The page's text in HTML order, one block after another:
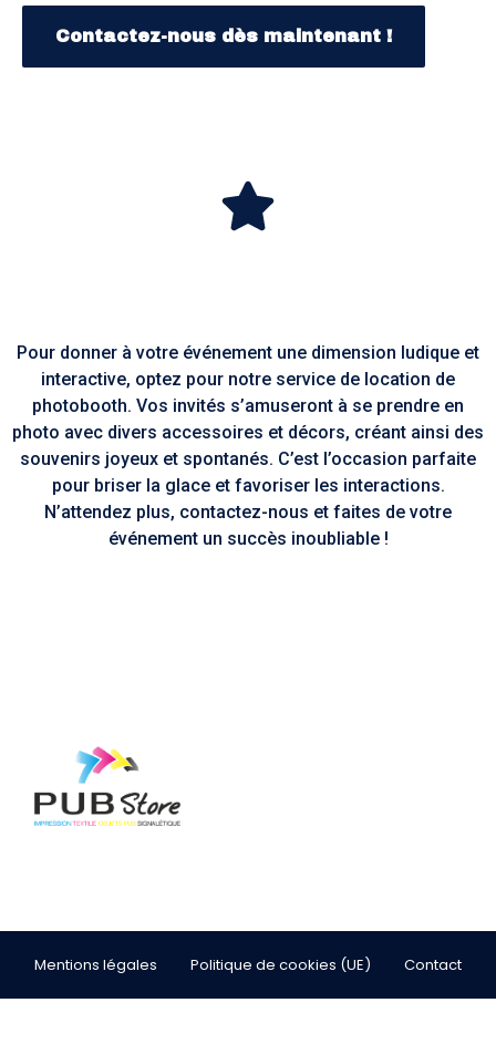
Contactez-nous dès maintenant !
Pour donner à votre événement une dimension ludique et
interactive, optez pour notre service de location de
photobooth. Vos invités s’amuseront à se prendre en
photo avec divers accessoires et décors, créant ainsi des
souvenirs joyeux et spontanés. C’est l’occasion parfaite
pour briser la glace et favoriser les interactions.
N’attendez plus, contactez-nous et faites de votre
événement un succès inoubliable !
Mentions légales Politique de cookies (UE) Contact